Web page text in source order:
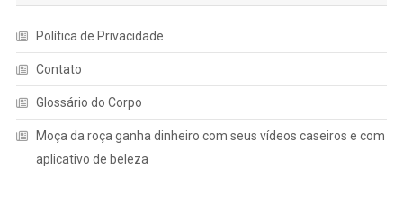
Política de Privacidade
Contato
Glossário do Corpo
Moça da roça ganha dinheiro com seus vídeos caseiros e com
aplicativo de beleza